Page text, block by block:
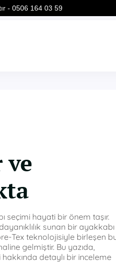
ve
seçimi hayati bir önem taşır.
sunan bir ayakkabı
Tex teknolojisiyle birleşen
gelmiştir. Bu yazıda,
hakkında detaylı bir inceleme
- 0506 164 03 59